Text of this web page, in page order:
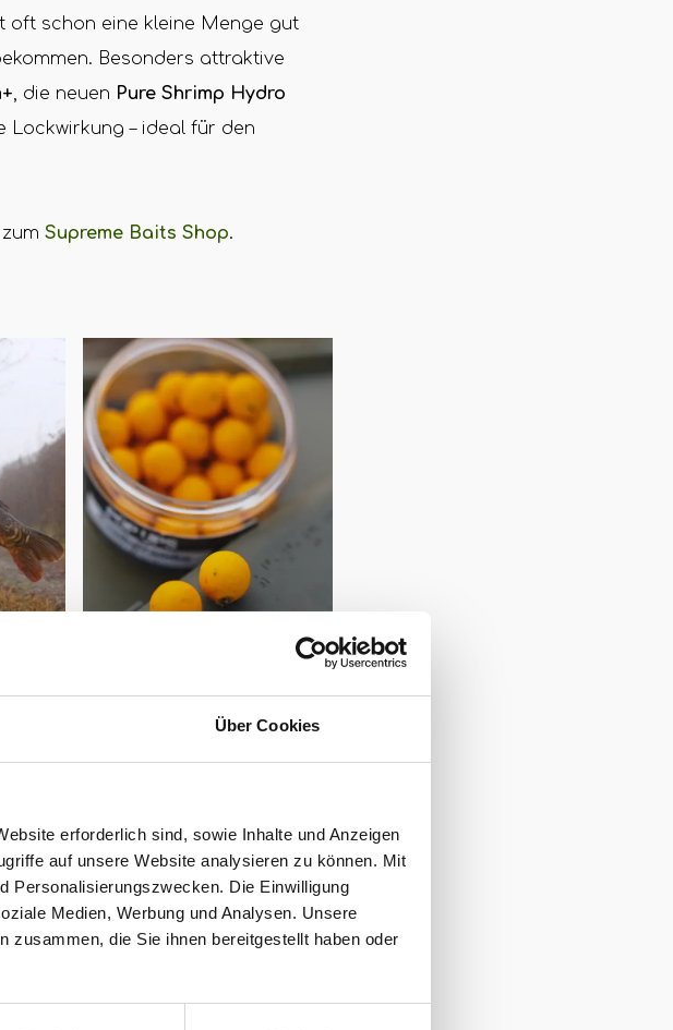
Über Cookies
erforderlich sind, sowie Inhalte und Anzeigen
auf unsere Website analysieren zu können. Mit
Personalisierungszwecken. Die Einwilligung
Medien, Werbung und Analysen. Unsere
zusammen, die Sie ihnen bereitgestellt haben oder
oft schon eine kleine Menge gut
Besonders attraktive
, die neuen Pure Shrimp Hydro
Lockwirkung – ideal für den
Supreme Baits Shop.
und
Köderrange, für die sie stehen,